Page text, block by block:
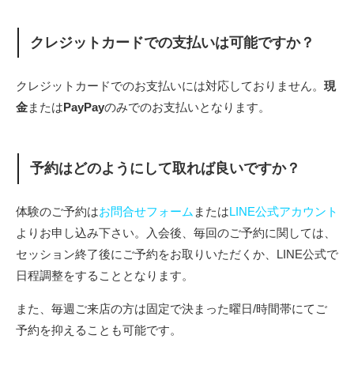
クレジットカードでの支払いは可能ですか？
クレジットカードでのお支払いには対応しておりません。 現
金またはPayPayのみでのお支払いとなります。
予約はどのようにして取れば良いですか？
体験のご予約はお問合せフォーム またはLINE公式アカウント
よりお申し込み下さい。入会後、毎回のご予約に関しては、
セッション終了後にご予約をお取りいただくか、LINE公式で
日程調整をすることとなります。
また、毎週ご来店の方は固定で決まった曜日/時間帯にてご
予約を抑えることも可能です。